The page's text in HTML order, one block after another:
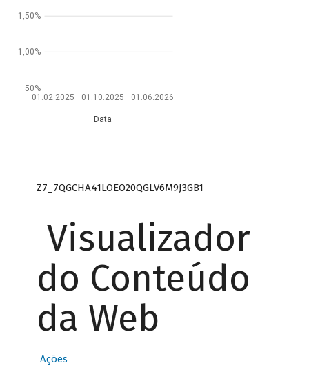
01.02.2025 01.10.2025 01.06.2026
Data
50%
1,00%
1,50%
Z7_7QGCHA41LOEO20QGLV6M9J3GB1
Visualizador
do Conteúdo
da Web
Ações